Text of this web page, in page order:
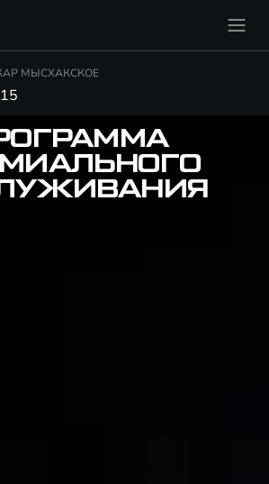
МЫСХАКСКОЕ